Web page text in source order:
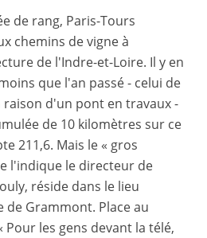
de rang, Paris-Tours
chemins de vigne à
de l'Indre-et-Loire. Il y en
que l'an passé - celui de
d'un pont en travaux -
de 10 kilomètres sur ce
211,6. Mais le « gros
l'indique le directeur de
réside dans le lieu
de Grammont. Place au
les gens devant la télé,